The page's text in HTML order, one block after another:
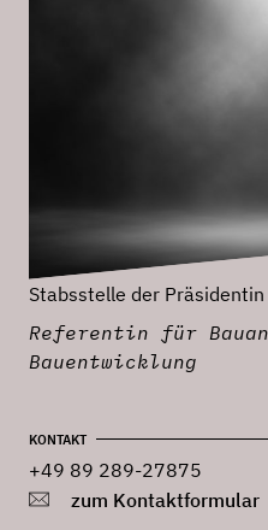
Stabsstelle der Präsidentin
Referentin für
Bauentwicklung
KONTAKT
+49 89 289-27875
zum Kontaktformular